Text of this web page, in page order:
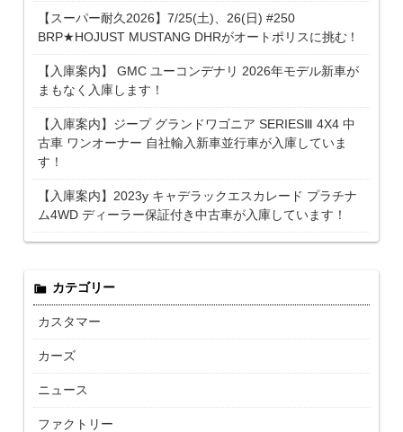
【スーパー耐久2026】7/25(土)、26(日) #250
BRP★HOJUST MUSTANG DHRがオートポリスに挑む！
【入庫案内】 GMC ユーコンデナリ 2026年モデル新車が
まもなく入庫します！
【入庫案内】ジープ グランドワゴニア SERIESⅢ 4X4 中
古車 ワンオーナー 自社輸入新車並行車が入庫していま
す！
【入庫案内】2023y キャデラックエスカレード プラチナ
ム4WD ディーラー保証付き中古車が入庫しています！
カテゴリー
カスタマー
カーズ
ニュース
ファクトリー